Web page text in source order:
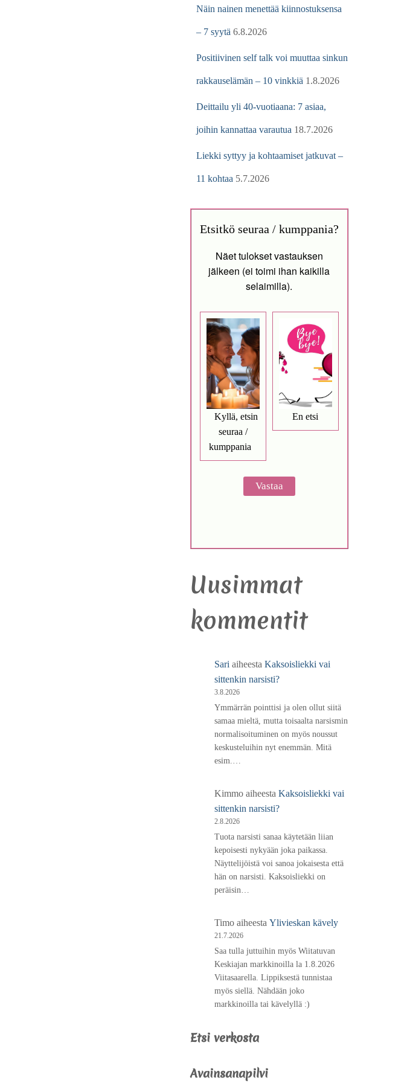
Näin nainen menettää kiinnostuksensa
– 7 syytä 6.8.2026
Positiivinen self talk voi muuttaa sinkun
rakkauselämän – 10 vinkkiä 1.8.2026
Deittailu yli 40-vuotiaana: 7 asiaa,
joihin kannattaa varautua 18.7.2026
Liekki syttyy ja kohtaamiset jatkuvat –
11 kohtaa 5.7.2026
Etsitkö seuraa / kumppania?
Näet tulokset vastauksen
jälkeen (ei toimi ihan kaikilla
selaimilla).
Kyllä, etsin
seuraa /
kumppania
En etsi
Uusimmat
kommentit
Sari aiheesta Kaksoisliekki vai
sittenkin narsisti?
3.8.2026
Ymmärrän pointtisi ja olen ollut siitä
samaa mieltä, mutta toisaalta narsismin
normalisoituminen on myös noussut
keskusteluihin nyt enemmän. Mitä
esim.…
Kimmoaiheesta Kaksoisliekki vai
sittenkin narsisti?
2.8.2026
Tuota narsisti sanaa käytetään liian
kepoisesti nykyään joka paikassa.
Näyttelijöistä voi sanoa jokaisesta että
hän on narsisti. Kaksoisliekki on
peräisin…
Timoaiheesta Ylivieskan kävely
21.7.2026
Saa tulla juttuihin myös Wiitatuvan
Keskiajan markkinoilla la 1.8.2026
Viitasaarella. Lippiksestä tunnistaa
myös siellä. Nähdään joko
markkinoilla tai kävelyllä :)
Etsi verkosta
Avainsanapilvi